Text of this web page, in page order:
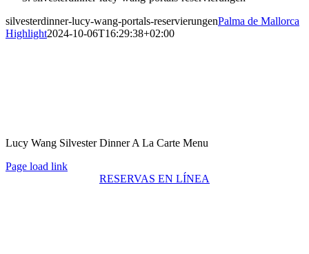
silvesterdinner-lucy-wang-portals-reservierungenPalma de Mallorca
Highlight2024-10-06T16:29:38+02:00
Lucy Wang Silvester Dinner A La Carte Menu
Page load link
RESERVAS EN LÍNEA